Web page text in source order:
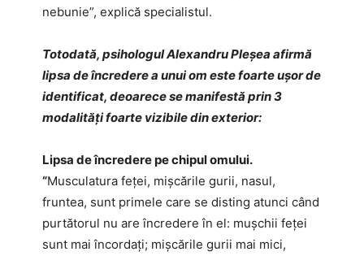
nebunie”, explică specialistul.
Totodată, psihologul Alexandru Pleșea afirmă
lipsa de încredere a unui om este foarte ușor de
identificat, deoarece se manifestă prin 3
modalități foarte vizibile din exterior:
Lipsa deîncredere pe chipul omului.
“Musculatura feței, mișcările gurii, nasul,
fruntea, sunt primele care se disting atunci când
purtătorul nu are încredere în el: mușchii feței
sunt mai încordați; mișcările gurii mai mici,